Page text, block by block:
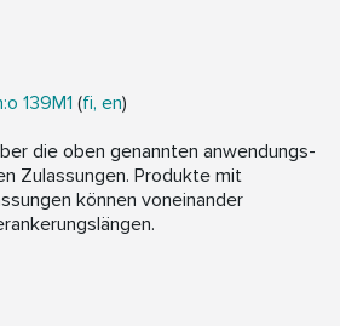
139M1 (fi, en)
die oben genannten anwendungs-
Zulassungen. Produkte mit
können voneinander